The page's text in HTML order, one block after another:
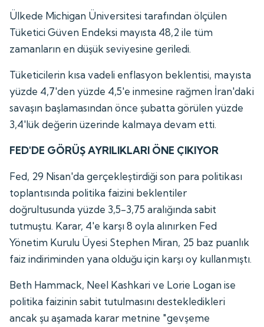
Ülkede Michigan Üniversitesi tarafından ölçülen
Tüketici Güven Endeksi mayısta 48,2 ile tüm
zamanların en düşük seviyesine geriledi.
Tüketicilerin kısa vadeli enflasyon beklentisi, mayısta
yüzde 4,7'den yüzde 4,5'e inmesine rağmen İran'daki
savaşın başlamasından önce şubatta görülen yüzde
3,4'lük değerin üzerinde kalmaya devam etti.
FED'DE GÖRÜŞ AYRILIKLARI ÖNE ÇIKIYOR
Fed, 29 Nisan'da gerçekleştirdiği son para politikası
toplantısında politika faizini beklentiler
doğrultusunda yüzde 3,5-3,75 aralığında sabit
tutmuştu. Karar, 4'e karşı 8 oyla alınırken Fed
Yönetim Kurulu Üyesi Stephen Miran, 25 baz puanlık
faiz indiriminden yana olduğu için karşı oy kullanmıştı.
Beth Hammack, Neel Kashkari ve Lorie Logan ise
politika faizinin sabit tutulmasını destekledikleri
ancak şu aşamada karar metnine "gevşeme